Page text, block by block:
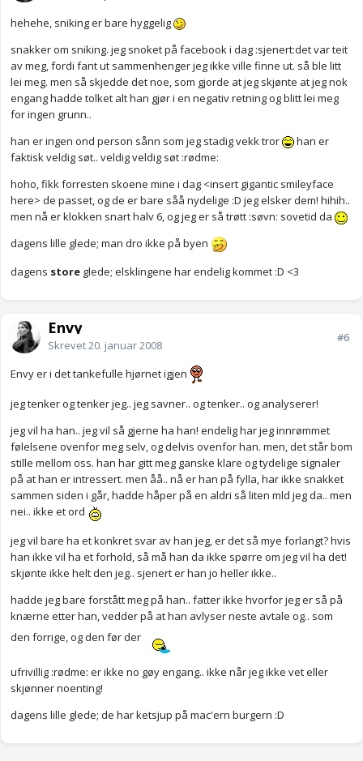
hehehe, sniking er bare hyggelig
snakker om sniking. jeg snoket på facebook i dag :sjenert:det var teit
av meg, fordi fant ut sammenhenger jeg ikke ville finne ut. så ble litt
lei meg. men så skjedde det noe, som gjorde at jeg skjønte at jeg nok
engang hadde tolket alt han gjør i en negativ retning og blitt lei meg
for ingen grunn..
han er ingen ond person sånn som jeg stadig vekk tror
han er
faktisk veldig søt.. veldig veldig søt :rødme:
hoho, fikk forresten skoene mine i dag <insert gigantic smileyface
here> de passet, og de er bare såå nydelige :D jeg elsker dem! hihih..
men nå er klokken snart halv 6, og jeg er så trøtt :søvn: sovetid da
dagens lille glede; man dro ikke på byen
dagens store glede; elsklingene har endelig kommet :D <3
Envy
Skrevet20. januar 2008
#6
Envy er i det tankefulle hjørnet igjen
jeg tenker og tenker jeg.. jeg savner.. og tenker.. og analyserer!
jeg vil ha han.. jeg vil så gjerne ha han! endelig har jeg innrømmet
følelsene ovenfor meg selv, og delvis ovenfor han. men, det står bom
stille mellom oss. han har gitt meg ganske klare og tydelige signaler
på at han er intressert. men åå.. nå er han på fylla, har ikke snakket
sammen siden i går, hadde håper på en aldri så liten mld jeg da.. men
nei.. ikke et ord
jeg vil bare ha et konkret svar av han jeg, er det så mye forlangt? hvis
han ikke vil ha et forhold, så må han da ikke spørre om jeg vil ha det!
skjønte ikke helt den jeg.. sjenert er han jo heller ikke..
hadde jeg bare forstått meg på han.. fatter ikke hvorfor jeg er så på
knærne etter han, vedder på at han avlyser neste avtale og.. som
den forrige, og den før der
ufrivillig :rødme: er ikke no gøy engang.. ikke når jeg ikke vet eller
skjønner noenting!
dagens lille glede; de har ketsjup på mac'ern burgern :D